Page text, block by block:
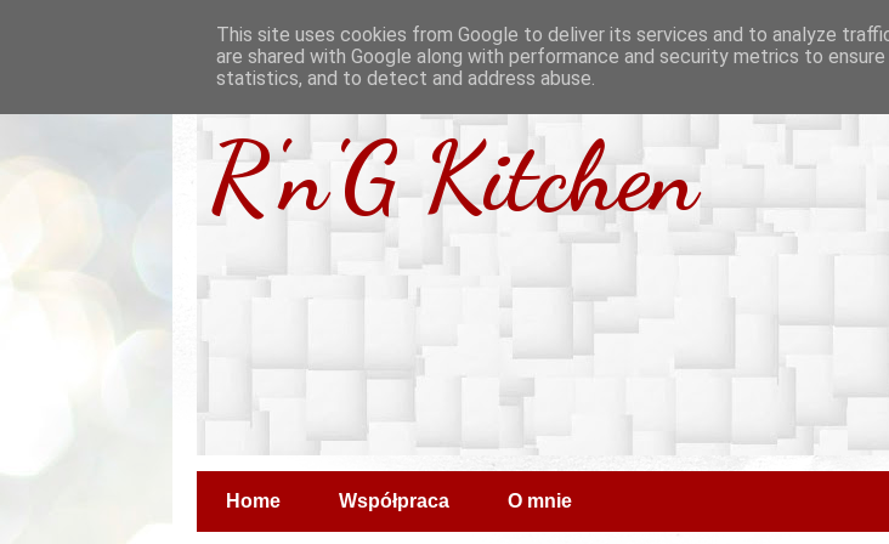
R'n'G Kitchen
Home Współpraca O mnie
This site uses cookies from Google to deliver its services and to analyze
are shared with Google along with performance and security metrics to
statistics, and to detect and address abuse.